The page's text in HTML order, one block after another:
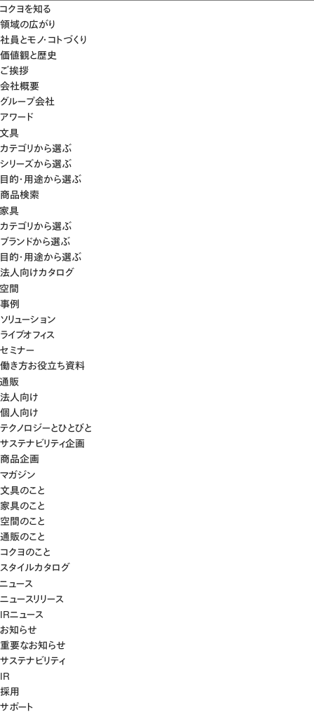
コクヨを知る
領域の広がり
社員とモノ・コトづくり
価値観と歴史
ご挨拶
会社概要
グループ会社
アワード
文具
カテゴリから選ぶ
シリーズから選ぶ
目的・用途から選ぶ
商品検索
家具
カテゴリから選ぶ
ブランドから選ぶ
目的・用途から選ぶ
法人向けカタログ
空間
事例
ソリューション
ライブオフィス
セミナー
働き方お役立ち資料
通販
法人向け
個人向け
テクノロジーとひとびと
サステナビリティ企画
商品企画
マガジン
文具のこと
家具のこと
空間のこと
通販のこと
コクヨのこと
スタイルカタログ
ニュース
ニュースリリース
IRニュース
お知らせ
重要なお知らせ
サステナビリティ
IR
採用
サポート